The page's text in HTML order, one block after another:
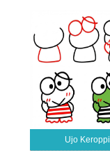
Ujo Keroppi